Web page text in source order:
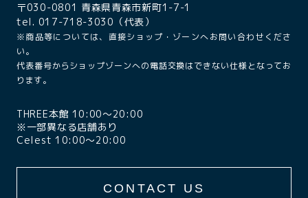
〒030-0801 青森県青森市新町1-7-1
tel. 017-718-3030（代表）
※商品等については、直接ショップ・ゾーンへお問い合わせくださ
い。
代表番号からショップゾーンへの電話交換はできない仕様となってお
ります。
THREE本館 10:00〜20:00
※一部異なる店舗あり
Celest 10:00〜20:00
CONTACT US